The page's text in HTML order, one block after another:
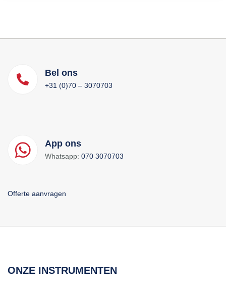
Bel ons
+31 (0)70 – 3070703
App ons
Whatsapp: 070 3070703
Offerte aanvragen
ONZE INSTRUMENTEN